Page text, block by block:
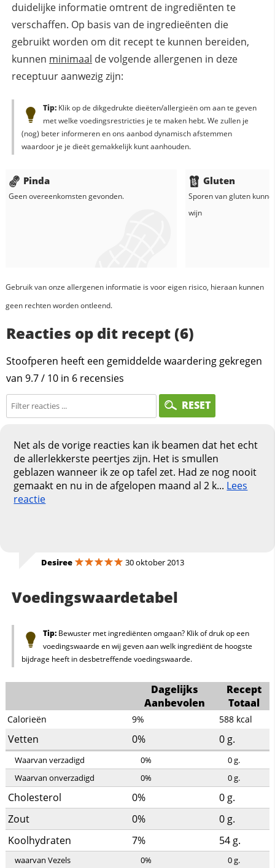
duidelijke informatie omtrent de ingrediënten te
verschaffen. Op basis van de ingredieënten die
gebruikt worden om dit recept te kunnen bereiden,
kunnen minimaal de volgende allergenen in deze
receptuur aanwezig zijn:
Tip:Klik op de dikgedrukte dieëten/allergieën om aan te geven
met welke voedingsrestricties je te maken hebt. We zullen je
(nog) beter informeren en ons aanbod dynamisch afstemmen
waardoor je je dieët gemakkelijk kunt aanhouden.
Pinda
Geen overeenkomsten gevonden.
Gluten
Sporen van gluten
wijn
Gebruik van onze allergenen informatie is voor eigen risico, hieraan kunnen
geen rechten worden ontleend.
Reacties op dit recept (6)
Stoofperen heeft een gemiddelde waardering gekregen
van 9.7/ 10 in 6 recensies
RESET
Net als de vorige reacties kan ik beamen dat het echt
de allerlekkerste peertjes zijn. Het is smullen
geblazen wanneer ik ze op tafel zet. Had ze nog nooit
gemaakt en nu in de afgelopen maand al 2 k... Lees
reactie
Desiree 30 oktober 2013
Voedingswaardetabel
Tip:Bewuster met ingrediënten omgaan? Klik of druk op een
voedingswaarde en wij geven aan welk ingrediënt de hoogste
bijdrage heeft in desbetreffende voedingswaarde.
Dagelijks
Aanbevolen
Recept
Totaal
Calorieën 9% 588 kcal
Vetten 0% 0 g.
Waarvan verzadigd 0% 0g.
Waarvan onverzadigd
0% 0g.
Cholesterol 0% 0 g.
Zout
0% 0 g.
Koolhydraten
7% 54 g.
waarvan Vezels 0% 0g.